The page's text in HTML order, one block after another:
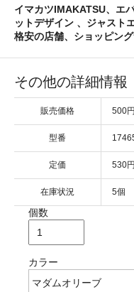
イマカツIMAKATSU、エ
ットデザイン 、ジャスト
格安の店舗、ショッピン
その他の詳細情報
販売価格 500
型番
定価 530
在庫状況 5個
個数
カラー